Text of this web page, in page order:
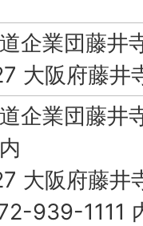
企業団藤井
大阪府藤井
企業団藤井
大阪府藤井
939-1111